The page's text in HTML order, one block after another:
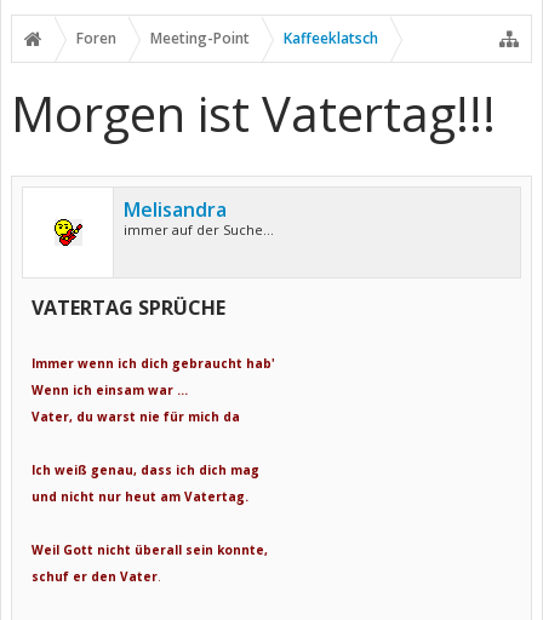
Foren Meeting-Point Kaffeeklatsch
Morgen ist Vatertag!!!
Melisandra
immer auf der Suche...
VATERTAG SPRÜCHE
Immer wenn ich dich gebraucht hab'
Wenn ich einsam war ...
Vater, du warst nie für mich da
Ich weiß genau, dass ich dich mag
und nicht nur heut am Vatertag.
Weil Gott nicht überall sein konnte,
schuf er den Vater.